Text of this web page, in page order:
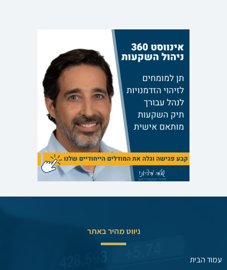
ניווט מהיר באתר
עמוד הבית